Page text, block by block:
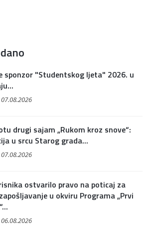
sponzor "Studentskog ljeta" 2026. u
07.08.2026
drugi sajam „Rukom kroz snove“:
u srcu Starog grada...
07.08.2026
ostvarilo pravo na poticaj za
u okviru Programa „Prvi
06.08.2026